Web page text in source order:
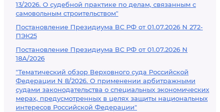
13/2026. О судебной практике по делам, связанным с
самовольным строительством"
Постановление Президиума ВС РФ от 01.07.2026 N 272-
ПЭК25
Постановление Президиума ВС РФ от 01.07.2026 N
18А/2026
"Тематический обзор Верховного суда Российской
Федерации N 8/2026. О применении арбитражными
судами законодательства о специальных экономических
мерах, предусмотренных в целях защиты национальных
интересов Российской Федерации"